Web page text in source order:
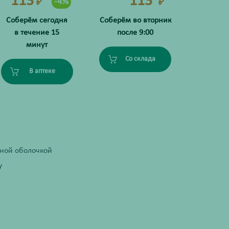
₽
Соберём сегодня
в течение 15
минут
В аптеке
₽
Соберём во вторник
после 9:00
Со склада
оболочкой